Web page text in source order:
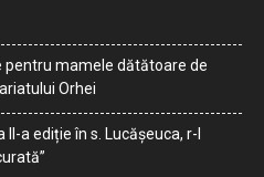
pentru mamele dătătoare de
Orhei
a ediție în s. Lucășeuca, r-l